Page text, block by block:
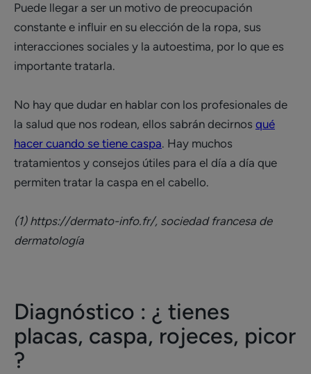
Puede llegar a ser un motivo de preocupación
constante e influir en su elección de la ropa, sus
interacciones sociales y la autoestima, por lo que es
importante tratarla.
No hay que dudar en hablar con los profesionales de
la salud que nos rodean, ellos sabrán decirnos qué
hacer cuando se tiene caspa. Hay muchos
tratamientos y consejos útiles para el día a día que
permiten tratar la caspa en el cabello.
(1) https://dermato-info.fr/, sociedad francesa de
dermatología
Diagnóstico : ¿ tienes
placas, caspa, rojeces, picor
?